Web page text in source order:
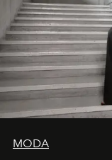
MODA